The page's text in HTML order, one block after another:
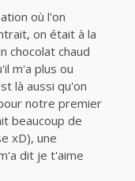
où l'on
on était à la
chocolat chaud
m'a plus ou
là aussi qu'on
notre premier
beaucoup de
xD), une
dit je t'aime